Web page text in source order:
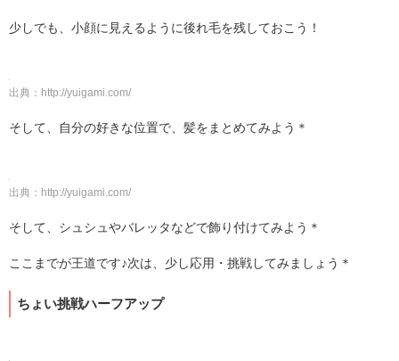
少しでも、小顔に見えるように後れ毛を残しておこう！
出典： http://yuigami.com/
そして、自分の好きな位置で、髪をまとめてみよう＊
出典： http://yuigami.com/
そして、シュシュやバレッタなどで飾り付けてみよう＊
ここまでが王道です♪次は、少し応用・挑戦してみましょう＊
ちょい挑戦ハーフアップ